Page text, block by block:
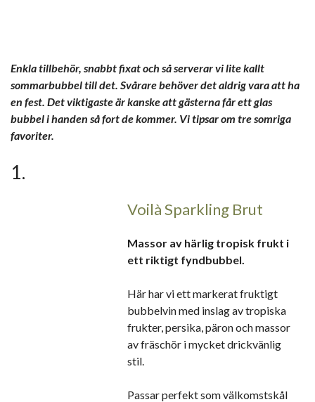
Enkla tillbehör, snabbt fixat och så serverar vi lite kallt
sommarbubbel till det. Svårare behöver det aldrig vara att ha
en fest. Det viktigaste är kanske att gästerna får ett glas
bubbel i handen så fort de kommer. Vi tipsar om tre somriga
favoriter.
1.
Voilà Sparkling Brut
Massor av härlig tropisk frukt i
ett riktigt fyndbubbel.
Här har vi ett markerat fruktigt
bubbelvin med inslag av tropiska
frukter, persika, päron och massor
av fräschör i mycket drickvänlig
stil.
Passar perfekt som välkomstskål